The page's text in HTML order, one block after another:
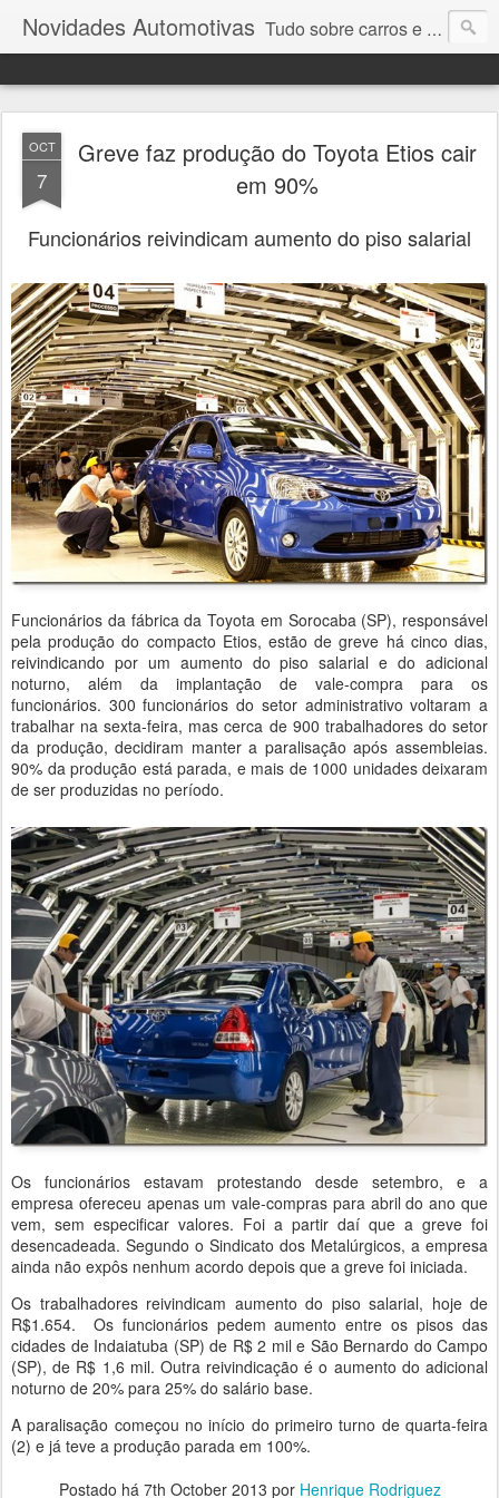
Novidades Automotivas Tudo sobre carros e motores
OCT
7
Greve faz produção do Toyota Etios cair
em 90%
Funcionários reivindicam aumento do piso salarial
Funcionários da fábrica da Toyota em Sorocaba (SP), responsável
pela produção do compacto Etios, estão de greve há cinco dias,
reivindicando por um aumento do piso salarial e do adicional
noturno, além da implantação de vale-compra para os
funcionários. 300 funcionários do setor administrativo voltaram a
trabalhar na sexta-feira, mas cerca de 900 trabalhadores do setor
da produção, decidiram manter a paralisação após assembleias.
90% da produção está parada, e mais de 1000 unidades deixaram
de ser produzidas no período.
Os funcionários estavam protestando desde setembro, e a
empresa ofereceu apenas um vale-compras para abril do ano que
vem, sem especificar valores. Foi a partir daí que a greve foi
desencadeada. Segundo o Sindicato dos Metalúrgicos, a empresa
ainda não expôs nenhum acordo depois que a greve foi iniciada.
Os trabalhadores reivindicam aumento do piso salarial, hoje de
R$1.654. Os funcionários pedem aumento entre os pisos das
cidades de Indaiatuba (SP) de R$ 2 mil e São Bernardo do Campo
(SP), de R$ 1,6 mil. Outra reivindicação é o aumento do adicional
noturno de 20% para 25% do salário base.
A paralisação começou no início do primeiro turno de quarta-feira
(2) e já teve a produção parada em 100%.
Postado há 7th October 2013 por Henrique Rodriguez